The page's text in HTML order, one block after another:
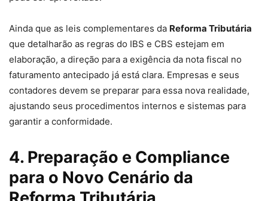
Ainda que as leis complementares da Reforma Tributária
que detalharão as regras do IBS e CBS estejam em
elaboração, a direção para a exigência da nota fiscal no
faturamento antecipado já está clara. Empresas e seus
contadores devem se preparar para essa nova realidade,
ajustando seus procedimentos internos e sistemas para
garantir a conformidade.
4. Preparação e Compliance
para o Novo Cenário da